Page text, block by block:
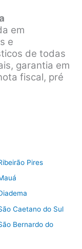
em
e
de todas
garantia em
fiscal, pré
Pires
Caetano do Sul
Bernardo do